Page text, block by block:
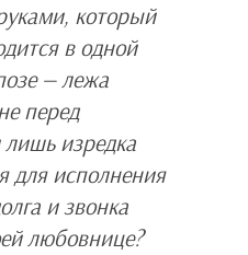
который
в одной
— лежа
перед
лишь изредка
для исполнения
и звонка
любовнице?